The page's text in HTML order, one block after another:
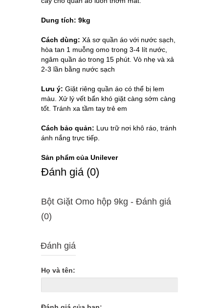
Dung tích: 9kg
Cách dùng: Xả sơ quần áo với nước sạch,
hòa tan 1 muỗng omo trong 3-4 lít nước,
ngâm quần áo trong 15 phút. Vò nhẹ và xả
2-3 lần bằng nước sạch
Lưu ý: Giặt riêng quần áo có thể bị lem
màu. Xử lý vết bẩn khó giặt càng sớm càng
tốt. Tránh xa tầm tay trẻ em
Cách bảo quản: Lưu trữ nơi khô ráo, tránh
ánh nắng trực tiếp.
Sản phẩm của Unilever
Ðánh giá (0)
Bột Giặt Omo hộp 9kg - Ðánh giá
(0)
Đánh giá
Họ và tên: